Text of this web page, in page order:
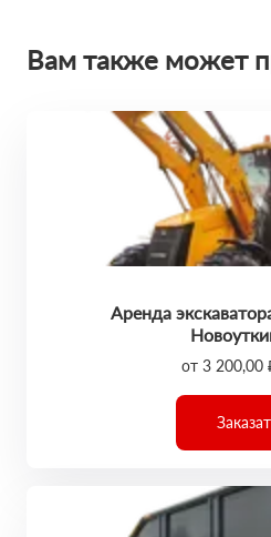
Вам также может
Аренда
от 3 200,00